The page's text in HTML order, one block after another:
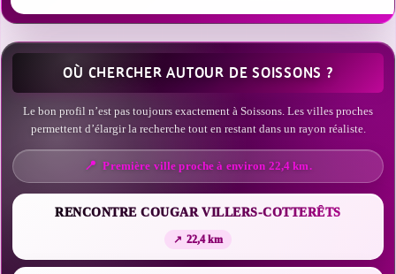
OÙ CHERCHER AUTOUR DE SOISSONS ?
Le bon profil n’est pas toujours exactement à Soissons. Les villes proches
permettent d’élargir la recherche tout en restant dans un rayon réaliste.
Première ville proche à environ 22,4 km.
RENCONTRE COUGAR VILLERS-COTTERÊTS
22,4 km